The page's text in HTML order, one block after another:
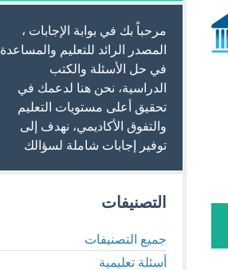
مرحباً بك في بوابة الإجابات ،
المصدر الرائد للتعليم والمساعدة
في حل الأسئلة والكتب
الدراسية، نحن هنا لدعمك في
تحقيق أعلى مستويات التعليم
والتفوق الأكاديمي، نهدف إلى
توفير إجابات شاملة لسؤالك
التصنيفات
جميع التصنيفات
أسئلة تعليمية